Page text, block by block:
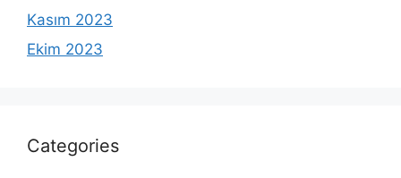
Kasım 2023
Ekim 2023
Categories